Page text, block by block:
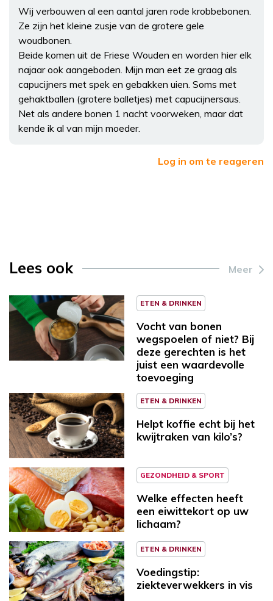
Wij verbouwen al een aantal jaren rode krobbebonen.
Ze zijn het kleine zusje van de grotere gele
woudbonen.
Beide komen uit de Friese Wouden en worden hier elk
najaar ook aangeboden. Mijn man eet ze graag als
capucijners met spek en gebakken uien. Soms met
gehaktballen (grotere balletjes) met capucijnersaus.
Net als andere bonen 1 nacht voorweken, maar dat
kende ik al van mijn moeder.
Log in om te reageren
Lees ook Meer
ETEN & DRINKEN
Vocht van bonen
wegspoelen of niet? Bij
deze gerechten is het
juist een waardevolle
toevoeging
ETEN & DRINKEN
Helpt koffie echt bij het
kwijtraken van kilo’s?
GEZONDHEID & SPORT
Welke effecten heeft
een eiwittekort op uw
lichaam?
ETEN & DRINKEN
Voedingstip:
ziekteverwekkers in vis